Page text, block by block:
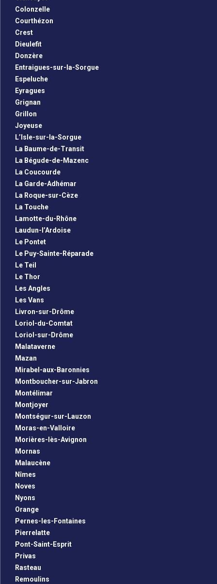
Colonzelle
Courthézon
Crest
Dieulefit
Donzère
Entraigues-sur-la-Sorgue
Espeluche
Eyragues
Grignan
Grillon
Joyeuse
L’Isle-sur-la-Sorgue
La Baume-de-Transit
La Bégude-de-Mazenc
La Coucourde
La Garde-Adhémar
La Roque-sur-Cèze
La Touche
Lamotte-du-Rhône
Laudun-l’Ardoise
Le Pontet
Le Puy-Sainte-Réparade
Le Teil
Le Thor
Les Angles
Les Vans
Livron-sur-Drôme
Loriol-du-Comtat
Loriol-sur-Drôme
Malataverne
Mazan
Mirabel-aux-Baronnies
Montboucher-sur-Jabron
Montélimar
Montjoyer
Montségur-sur-Lauzon
Moras-en-Valloire
Morières-lès-Avignon
Mornas
Malaucène
Nîmes
Noves
Nyons
Orange
Pernes-les-Fontaines
Pierrelatte
Pont-Saint-Esprit
Privas
Rasteau
Remoulins